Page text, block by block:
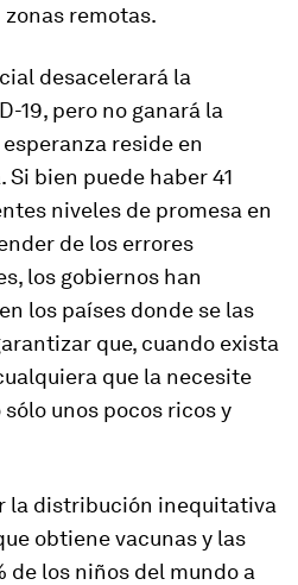
remotas.
desacelerará la
19, pero no ganará la
reside en
bien puede haber 41
niveles de promesa en
de los errores
los gobiernos han
los países donde se las
que, cuando exista
que la necesite
unos pocos ricos y
la distribución inequitativa
obtiene vacunas y las
de los niños del mundo a